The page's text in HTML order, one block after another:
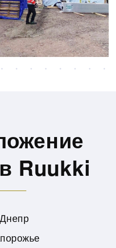
Ruukki
Днепр